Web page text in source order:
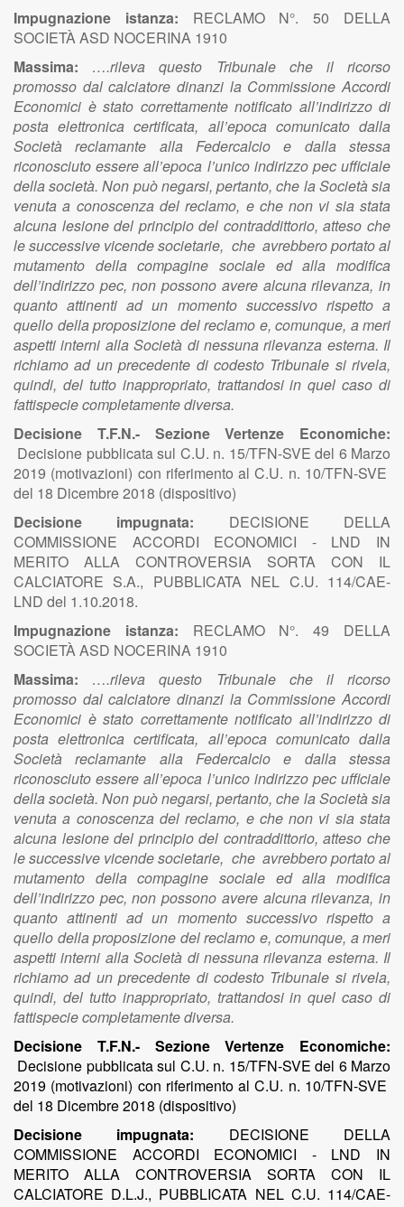
Impugnazione istanza: RECLAMO N°. 50 DELLA
SOCIETÀ ASD NOCERINA 1910
Massima:
….rileva questo Tribunale che il ricorso
promosso dal calciatore dinanzi la Commissione Accordi
Economici è stato correttamente notificato all’indirizzo di
posta elettronica certificata, all’epoca comunicato dalla
Società reclamante alla Federcalcio e dalla stessa
riconosciuto essere all’epoca l’unico indirizzo pec ufficiale
della società. Non può negarsi, pertanto, che la Società sia
venuta a conoscenza del reclamo, e che non vi sia stata
alcuna lesione del principio del contraddittorio, atteso che
le successive vicende societarie, che avrebbero portato al
mutamento della compagine sociale ed alla modifica
dell’indirizzo pec, non possono avere alcuna rilevanza, in
quanto attinenti ad un momento successivo rispetto a
quello della proposizione del reclamo e, comunque, a meri
aspetti interni alla Società di nessuna rilevanza esterna. Il
richiamo ad un precedente di codesto Tribunale si rivela,
quindi, del tutto inappropriato, trattandosi in quel caso di
fattispecie completamente diversa.
Decisione T.F.N.- Sezione Vertenze Economiche:
Decisione pubblicata sul C.U. n. 15/TFN-SVE del 6 Marzo
2019 (motivazioni) con riferimento al C.U. n. 10/TFN-SVE
del 18 Dicembre 2018 (dispositivo)
Decisione impugnata: DECISIONE DELLA
COMMISSIONE ACCORDI ECONOMICI - LND IN
MERITO ALLA CONTROVERSIA SORTA CON IL
CALCIATORE S.A., PUBBLICATA NEL C.U. 114/CAE-
LND del 1.10.2018.
Impugnazione istanza: RECLAMO N°. 49 DELLA
SOCIETÀ ASD NOCERINA 1910
Massima:
….rileva questo Tribunale che il ricorso
promosso dal calciatore dinanzi la Commissione Accordi
Economici è stato correttamente notificato all’indirizzo di
posta elettronica certificata, all’epoca comunicato dalla
Società reclamante alla Federcalcio e dalla stessa
riconosciuto essere all’epoca l’unico indirizzo pec ufficiale
della società. Non può negarsi, pertanto, che la Società sia
venuta a conoscenza del reclamo, e che non vi sia stata
alcuna lesione del principio del contraddittorio, atteso che
le successive vicende societarie, che avrebbero portato al
mutamento della compagine sociale ed alla modifica
dell’indirizzo pec, non possono avere alcuna rilevanza, in
quanto attinenti ad un momento successivo rispetto a
quello della proposizione del reclamo e, comunque, a meri
aspetti interni alla Società di nessuna rilevanza esterna. Il
richiamo ad un precedente di codesto Tribunale si rivela,
quindi, del tutto inappropriato, trattandosi in quel caso di
fattispecie completamente diversa.
Decisione T.F.N.- Sezione Vertenze Economiche:
Decisione pubblicata sul C.U. n. 15/TFN-SVE del 6 Marzo
2019 (motivazioni) con riferimento al C.U. n. 10/TFN-SVE
del 18 Dicembre 2018 (dispositivo)
Decisione impugnata: DECISIONE DELLA
COMMISSIONE ACCORDI ECONOMICI - LND IN
MERITO ALLA CONTROVERSIA SORTA CON IL
CALCIATORE D.L.J., PUBBLICATA NEL C.U. 114/CAE-